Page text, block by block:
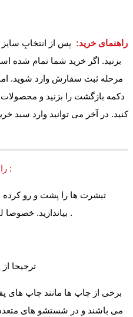
راهنمای خرید: پس از انتخابِ سایز
بزنید. اگر خرید شما تمام شده
مرحله ثبت سفارش وارد شوید. اما
دکمه بازگشت را بزنید و محصولات
کنید. در آخر می توانید وارد سبد
راهنمای شستشوی تیشرت های نخی :
بیاندازید. خصوصا لباس هایی که دارای چاپ می باشند .
می باشند و در شستشو های